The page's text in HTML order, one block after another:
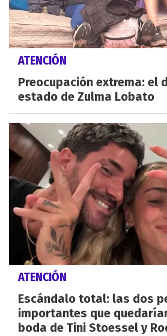
ATENCIÓN
Preocupación extrema: el
estado de Zulma Lobato
ATENCIÓN
Escándalo total: las dos
importantes que
boda de Tini Stoessel y